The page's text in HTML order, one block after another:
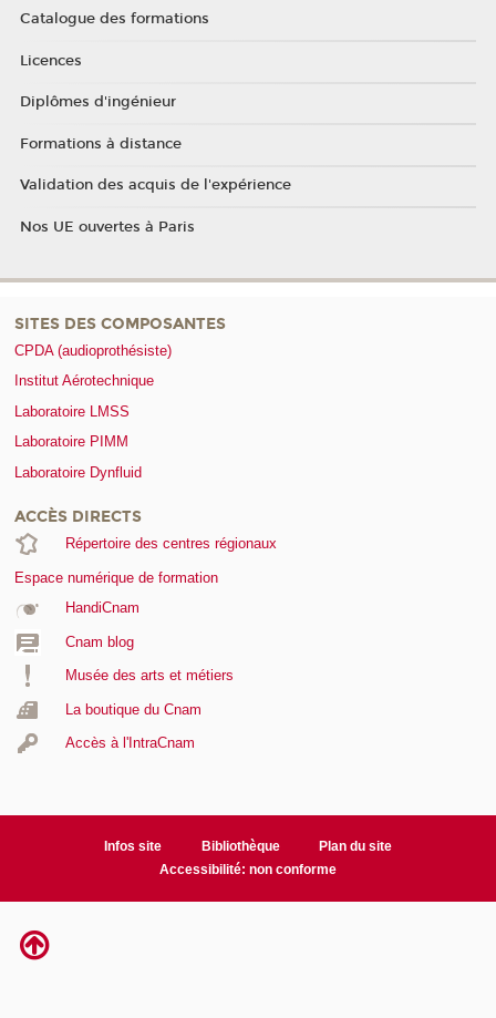
Catalogue des formations
Licences
Diplômes d'ingénieur
Formations à distance
Validation des acquis de l'expérience
Nos UE ouvertes à Paris
SITES DES COMPOSANTES
CPDA (audioprothésiste)
Institut Aérotechnique
Laboratoire LMSS
Laboratoire PIMM
Laboratoire Dynfluid
ACCÈS DIRECTS
Répertoire des centres régionaux
Espace numérique de formation
HandiCnam
Cnam blog
Musée des arts et métiers
La boutique du Cnam
Accès à l'IntraCnam
Infos site Bibliothèque
Plan du site
Accessibilité: non conforme